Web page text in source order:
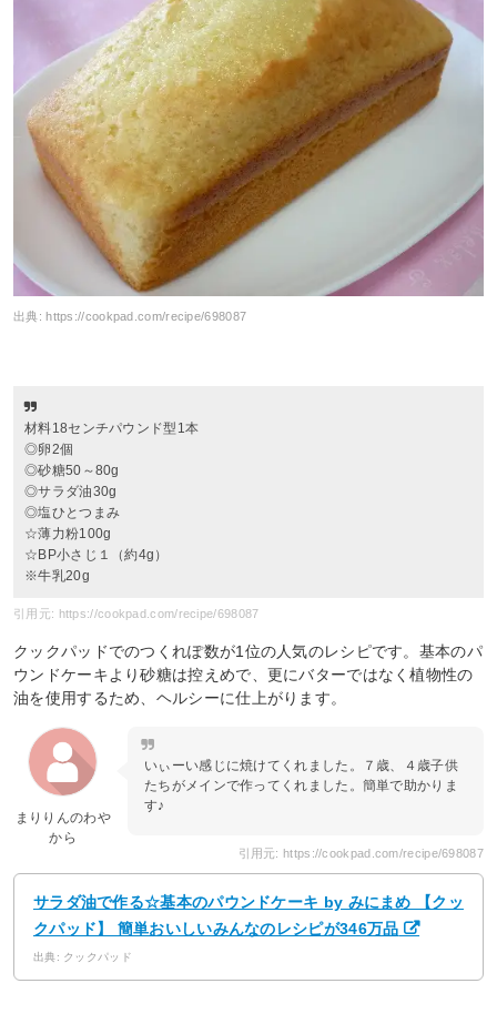
出典:https://cookpad.com/recipe/698087
材料18センチパウンド型1本
◎卵2個
◎砂糖50～80g
◎サラダ油30g
◎塩ひとつまみ
☆薄力粉100g
☆BP小さじ１（約4g）
※牛乳20g
引用元: https://cookpad.com/recipe/698087
クックパッドでのつくれぽ数が1位の人気のレシピです。基本のパ
ウンドケーキより砂糖は控えめで、更にバターではなく植物性の
油を使用するため、ヘルシーに仕上がります。
まりりんのわや
から
いぃーい感じに焼けてくれました。７歳、４歳子供
たちがメインで作ってくれました。簡単で助かりま
す♪
引用元: https://cookpad.com/recipe/698087
サラダ油で作る☆基本のパウンドケーキ by みにまめ 【クッ
クパッド】 簡単おいしいみんなのレシピが346万品
出典: クックパッド